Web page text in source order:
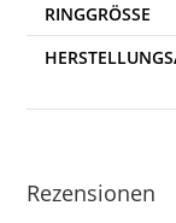
RINGGRÖSSE
Rezensionen